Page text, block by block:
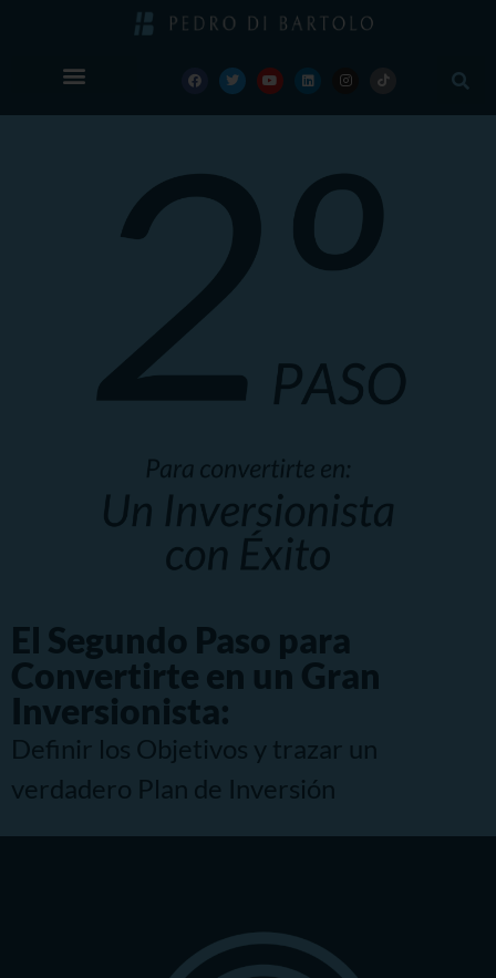
El Segundo Paso para
Convertirte en un Gran
Inversionista:
Definir los Objetivos y trazar un
verdadero Plan de Inversión